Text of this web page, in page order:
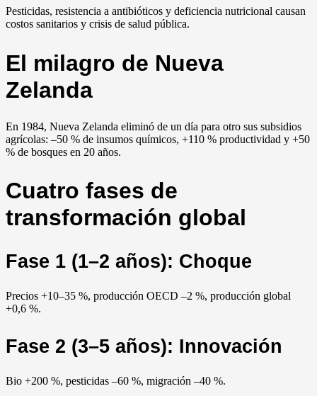
Pesticidas, resistencia a antibióticos y deficiencia nutricional causan
costos sanitarios y crisis de salud pública.
El milagro de Nueva
Zelanda
En 1984, Nueva Zelanda eliminó de un día para otro sus subsidios
agrícolas: –50 % de insumos químicos, +110 % productividad y +50
% de bosques en 20 años.
Cuatro fases de
transformación global
Fase 1 (1–2 años): Choque
Precios +10–35 %, producción OECD –2 %, producción global
+0,6 %.
Fase 2 (3–5 años): Innovación
Bio +200 %, pesticidas –60 %, migración –40 %.